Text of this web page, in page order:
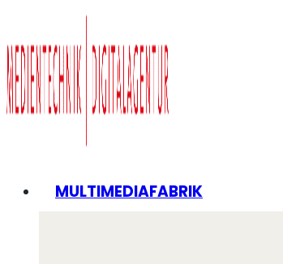
MULTIMEDIAFABRIK